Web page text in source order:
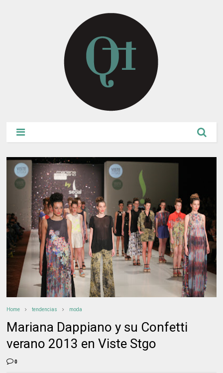
Home tendencias moda
Mariana Dappiano y su Confetti
verano 2013 en Viste Stgo
0